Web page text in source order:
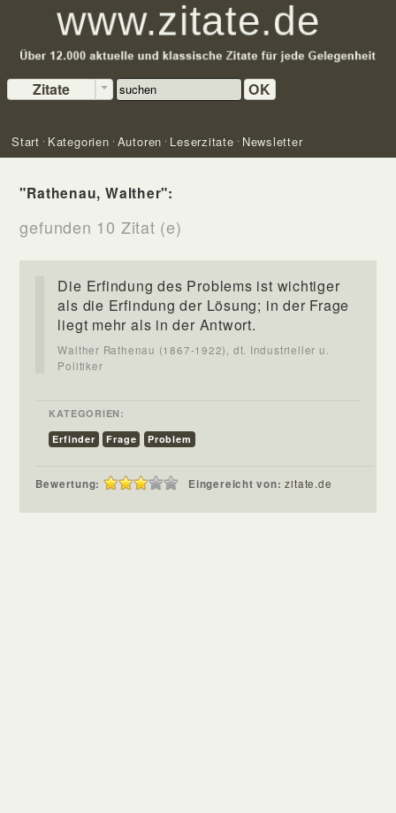
Zitate OK
Start Kategorien Autoren Leserzitate Newsletter
"Rathenau, Walther":
gefunden 10 Zitat (e)
Die Erfindung des Problems ist wichtiger
als die Erfindung der Lösung; in der Frage
liegt mehr als in der Antwort.
Walther Rathenau (1867-1922), dt. Industrieller u.
Politiker
KATEGORIEN:
Erfinder
Frage Problem
Bewertung: Eingereicht von:zitate.de